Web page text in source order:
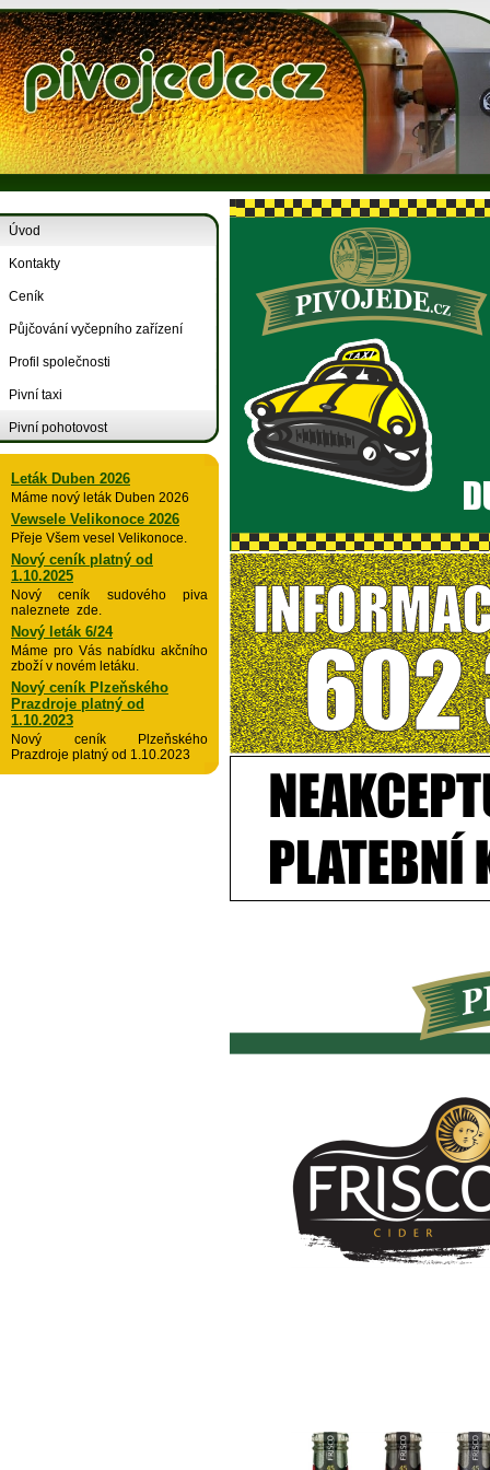
Úvod
Kontakty
Ceník
Půjčování vyčepního zařízení
Profil společnosti
Pivní taxi
Pivní pohotovost
Leták Duben 2026
Máme nový leták Duben 2026
Vewsele Velikonoce 2026
Přeje Všem vesel Velikonoce.
Nový ceník platný od
1.10.2025
Nový ceník sudového piva
naleznete zde.
Nový leták 6/24
Máme pro Vás nabídku akčního
zboží v novém letáku.
Nový ceník Plzeňského
Prazdroje platný od
1.10.2023
Nový ceník Plzeňského
Prazdroje platný od 1.10.2023